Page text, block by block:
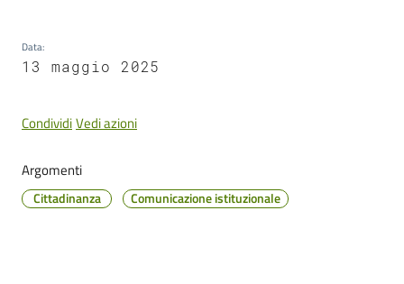
Amministrazione
gli
argomenti...
Data:
13 maggio 2025
CondividiVedi azioni
Argomenti
Cittadinanza Comunicazione istituzionale